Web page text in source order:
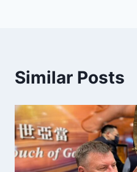
Similar Posts